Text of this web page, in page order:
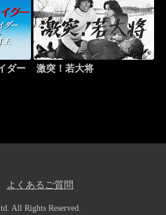
ダー
激突！若大将
よくあるご質問
All Rights Reserved.